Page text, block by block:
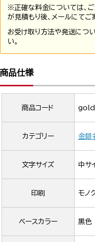
※正確な料金については、
が見積もり後、メールにてご
お受け取り方法や発送につ
い。
商品仕様
商品コード
カテゴリー 金銀
文字サイズ 中サ
印刷 モノ
ベースカラー 黒色